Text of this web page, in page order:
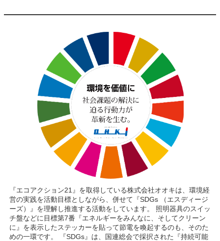
『エコアクション21』を取得している株式会社オオキは、環境経
営の実践を活動目標としながら、併せて『SDGs （エスディージ
ーズ）』を理解し推進する活動をしています。 照明器具のスイッ
チ盤などに目標第7番『エネルギーをみんなに、そしてクリーン
に』を表示したステッカーを貼って節電を喚起するのも、そのた
めの一環です。 『SDGs』は、国連総会で採択された『持続可能